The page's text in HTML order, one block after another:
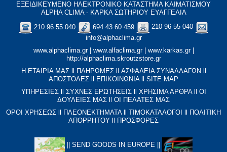
ΕΞΕΙΔΙΚΕΥΜΕΝΟ ΗΛΕΚΤΡΟΝΙΚΟ ΚΑΤΑΣΤΗΜΑ ΚΛΙΜΑΤΙΣΜΟΥ
ALPHA CLIMA - ΚΑΡΚΑ ΣΩΤΗΡΙΟΥ ΕΥΑΓΓΕΛΙΑ
210 96 55 040
694 43 60 459
210 96 55 040
info@alphaclima.gr
www.alphaclima.gr| www.alfaclima.gr| www.karkas.gr|
http://alphaclima.skroutzstore.gr
Η ΕΤΑΙΡΙΑ ΜΑΣ
ΠΛΗΡΩΜΕΣ ΑΣΦΑΛΕΙΑ ΣΥΝΑΛΛΑΓΩΝ
ΑΠΟΣΤΟΛΕΣ
ΕΠΙΚΟΙΝΩΝΙΑ
SITE MAP
ΥΠΗΡΕΣΙΕΣll ΣΥΧΝΕΣ ΕΡΩΤΗΣΕΙΣll XΡΗΣΙΜΑ ΑΡΘΡΑll ΟΙ
ΔΟΥΛΕΙΕΣ ΜΑΣ
ΟΙ ΠΕΛΑΤΕΣ ΜΑΣ
ΟΡΟΙ ΧΡΗΣΕΩΣ
ΠΛΕΟΝΕΚΤΗΜΑΤΑll ΤΙΜΟΚΑΤΑΛΟΓΟΙ
ΠΟΛΙΤΙΚΗ
ΑΠΟΡΡΗΤΟΥ
ΠΡΟΣΦΟΡΕΣ
SEND GOODS IN EUROPE